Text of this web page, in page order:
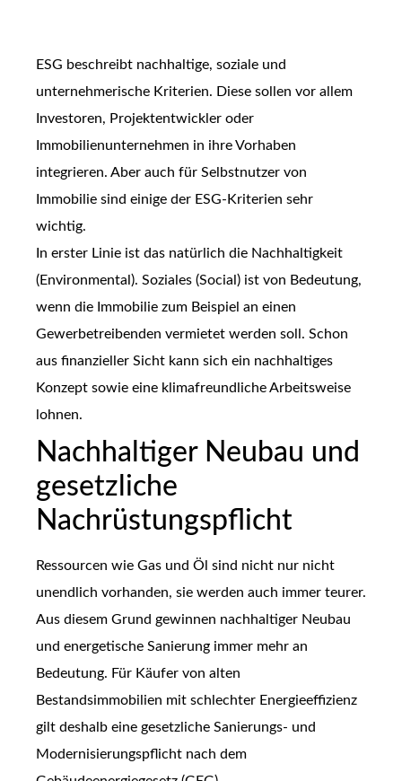
ESG beschreibt nachhaltige, soziale und
unternehmerische Kriterien. Diese sollen vor allem
Investoren, Projektentwickler oder
Immobilienunternehmen in ihre Vorhaben
integrieren. Aber auch für Selbstnutzer von
Immobilie sind einige der ESG-Kriterien sehr
wichtig.
In erster Linie ist das natürlich die Nachhaltigkeit
(Environmental). Soziales (Social) ist von Bedeutung,
wenn die Immobilie zum Beispiel an einen
Gewerbetreibenden vermietet werden soll. Schon
aus finanzieller Sicht kann sich ein nachhaltiges
Konzept sowie eine klimafreundliche Arbeitsweise
lohnen.
Nachhaltiger Neubau und
gesetzliche
Nachrüstungspflicht
Ressourcen wie Gas und Öl sind nicht nur nicht
unendlich vorhanden, sie werden auch immer teurer.
Aus diesem Grund gewinnen nachhaltiger Neubau
und energetische Sanierung immer mehr an
Bedeutung. Für Käufer von alten
Bestandsimmobilien mit schlechter Energieeffizienz
gilt deshalb eine gesetzliche Sanierungs- und
Modernisierungspflicht nach dem